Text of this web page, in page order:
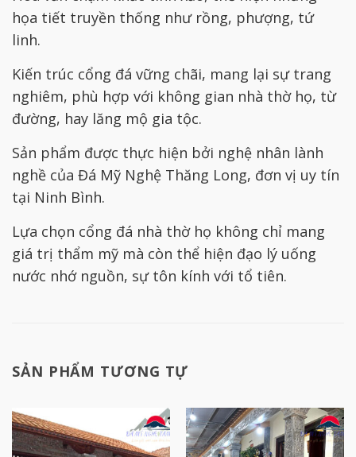
họa tiết truyền thống như rồng, phượng, tứ
linh.
Kiến trúc cổng đá vững chãi, mang lại sự trang
nghiêm, phù hợp với không gian nhà thờ họ, từ
đường, hay lăng mộ gia tộc.
Sản phẩm được thực hiện bởi nghệ nhân lành
nghề của Đá Mỹ Nghệ Thăng Long, đơn vị uy tín
tại Ninh Bình.
Lựa chọn cổng đá nhà thờ họ không chỉ mang
giá trị thẩm mỹ mà còn thể hiện đạo lý uống
nước nhớ nguồn, sự tôn kính với tổ tiên.
SẢN PHẨM TƯƠNG TỰ